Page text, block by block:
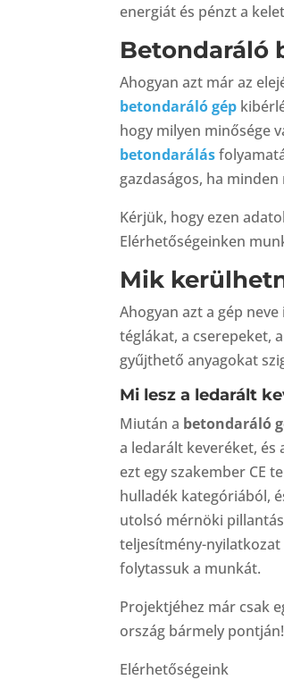
energiát és pénzt a
Betondaráló
Ahogyan azt már az
betondaráló gép
hogy milyen minősége
betondarálás
gazdaságos, ha
Kérjük, hogy ezen
Elérhetőségeinken
Mik
Ahogyan azt a gép
téglákat, a cserepeket,
gyűjthető anyagokat
Mi lesz a ledarált
Miután a betondaráló
a ledarált keveréket, és
ezt egy szakember CE
hulladék kategóriából,
utolsó mérnöki
teljesítmény-
folytassuk a munkát.
Projektjéhez már csak
ország bármely
Elérhetőségeink